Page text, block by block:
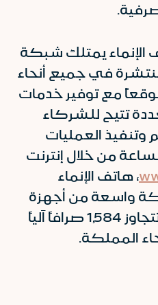
الإنماء يمتلك شبكة
في جميع أنحاء
بلغت 182 موقعاً مع توفير خدمات
تتيح للشركاء
وتنفيذ العمليات
من خلال إنترنت
، هاتف الإنماء
وشبكة واسعة من أجهزة
الصراف الآلي الحديثة تتجاوز 1,584 صرافاً آلياً
المملكة.